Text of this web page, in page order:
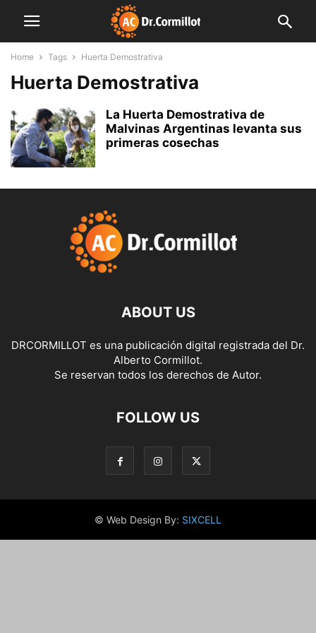
Home Tags Huerta Demostrativa
Huerta Demostrativa
La Huerta Demostrativa de
Malvinas Argentinas levanta sus
primeras cosechas
ABOUT US
DRCORMILLOT es una publicación digital registrada del Dr.
Alberto Cormillot.
Se reservan todos los derechos de Autor.
FOLLOW US
© Web Design By: SIXCELL